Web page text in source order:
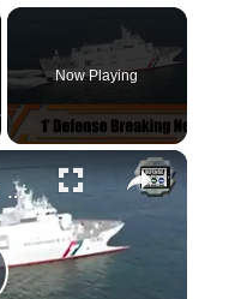
Now Playing
×
Taiwanese Coast Guard takes delivery of its new CG 601 Anping patrol vessel 1' Naval defense News